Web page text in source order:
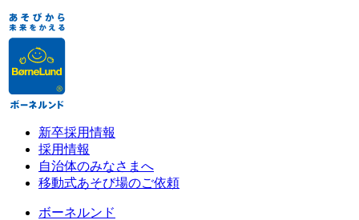
新卒採用情報
採用情報
自治体のみなさまへ
移動式あそび場のご依頼
ボーネルンド